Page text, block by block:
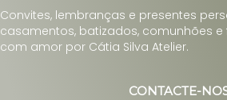
Convites, lembranças e presentes
casamentos, batizados, comunhões e
com amor por Cátia Silva Atelier.
CONTACTE-